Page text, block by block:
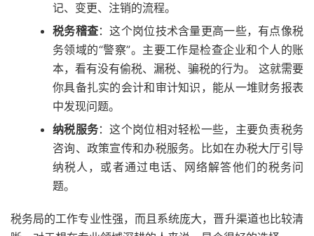
记、变更、注销的流程。
税务稽查：这个岗位技术含量更高一些，有点像税
务领域的“警察”。主要工作是检查企业和个人的账
本，看有没有偷税、漏税、骗税的行为。 这就需要
你具备扎实的会计和审计知识，能从一堆财务报表
中发现问题。
纳税服务：这个岗位相对轻松一些，主要负责税务
咨询、政策宣传和办税服务。比如在办税大厅引导
纳税人，或者通过电话、网络解答他们的税务问
题。
税务局的工作专业性强，而且系统庞大，晋升渠道也比较清